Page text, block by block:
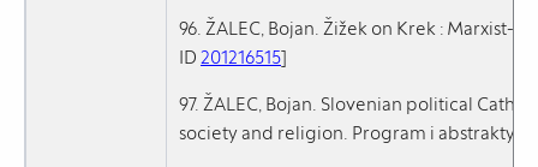
96. ŽALEC, Bojan. Žižek on Krek :
ID 201216515]
97. ŽALEC, Bojan. Slovenian political
society and religion. Program i abstrakty :